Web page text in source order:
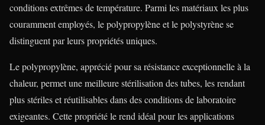
conditions extrêmes de température. Parmi les matériaux les plus
couramment employés, le polypropylène et le polystyrène se
distinguent par leurs propriétés uniques.
Le polypropylène, apprécié pour sa résistance exceptionnelle à la
chaleur, permet une meilleure stérilisation des tubes, les rendant
plus stériles et réutilisables dans des conditions de laboratoire
exigeantes. Cette propriété le rend idéal pour les applications